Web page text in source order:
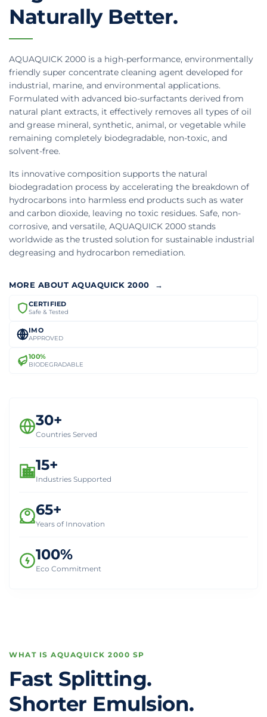
Naturally Better.
AQUAQUICK 2000 is a high-performance, environmentally
friendly super concentrate cleaning agent developed for
industrial, marine, and environmental applications.
Formulated with advanced bio-surfactants derived from
natural plant extracts, it effectively removes all types of oil
and grease mineral, synthetic, animal, or vegetable while
remaining completely biodegradable, non-toxic, and
solvent-free.
Its innovative composition supports the natural
biodegradation process by accelerating the breakdown of
hydrocarbons into harmless end products such as water
and carbon dioxide, leaving no toxic residues. Safe, non-
corrosive, and versatile, AQUAQUICK 2000 stands
worldwide as the trusted solution for sustainable industrial
degreasing and hydrocarbon remediation.
MORE ABOUT AQUAQUICK 2000 →
CERTIFIED
Safe & Tested
IMO
APPROVED
100%
BIODEGRADABLE
30+
Countries Served
15+
Industries Supported
65+
Years of Innovation
100%
Eco Commitment
WHAT IS AQUAQUICK 2000 SP
Fast Splitting.
Shorter Emulsion.